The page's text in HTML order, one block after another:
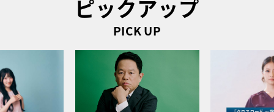
ピックアップ
PICK UP